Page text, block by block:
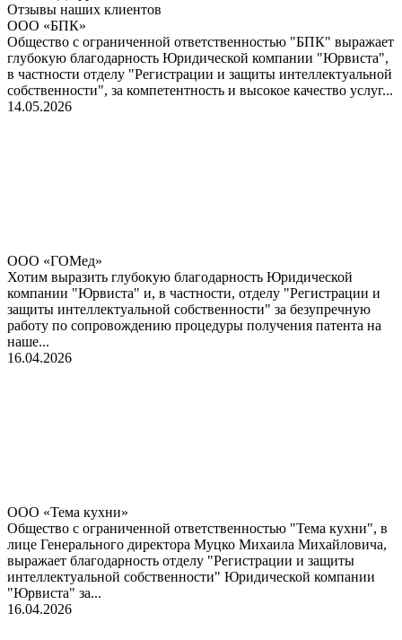
Отзывы наших клиентов
ООО «БПК»
Общество с ограниченной ответственностью "БПК" выражает
глубокую благодарность Юридической компании "Юрвиста",
в частности отделу "Регистрации и защиты интеллектуальной
собственности", за компетентность и высокое качество услуг...
14.05.2026
ООО «ГОМед»
Хотим выразить глубокую благодарность Юридической
компании "Юрвиста" и, в частности, отделу "Регистрации и
защиты интеллектуальной собственности" за безупречную
работу по сопровождению процедуры получения патента на
наше...
16.04.2026
ООО «Тема кухни»
Общество с ограниченной ответственностью "Тема кухни", в
лице Генерального директора Муцко Михаила Михайловича,
выражает благодарность отделу "Регистрации и защиты
интеллектуальной собственности" Юридической компании
"Юрвиста" за...
16.04.2026